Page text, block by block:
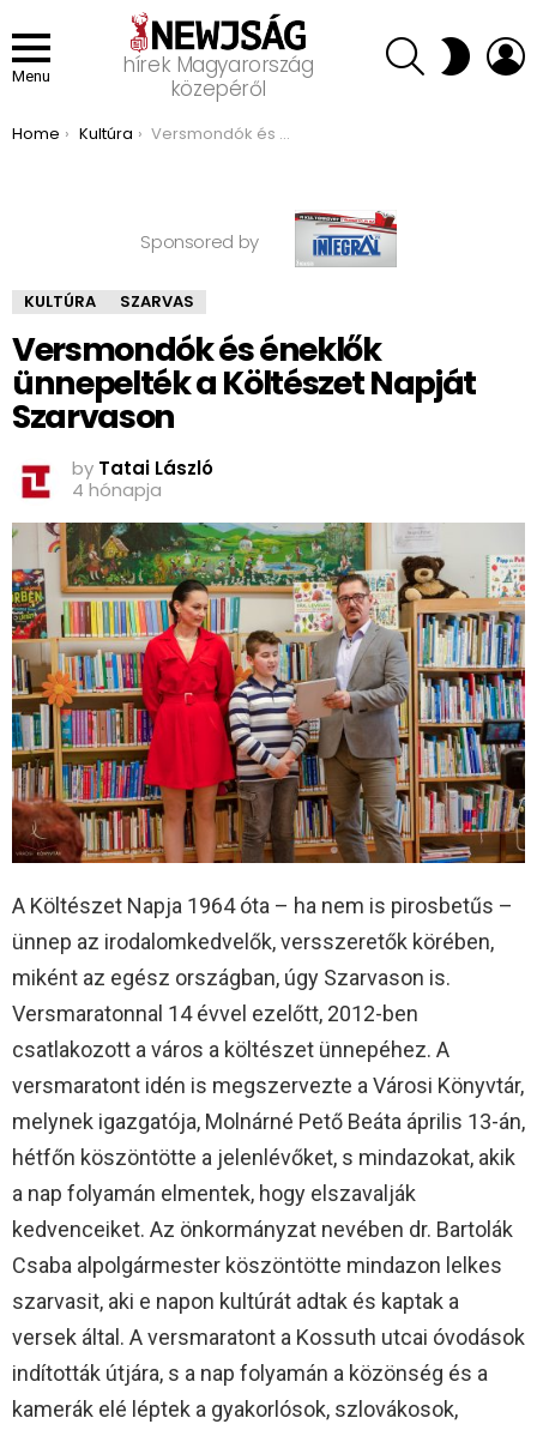
Menu
hírek Magyarország
közepéről
SEARCH SWITCH
SKIN
You are here:
Home Kultúra Versmondók és éneklők ünnepelték a Költészet Napját Szarvason
Sponsored by
KULTÚRA SZARVAS
Versmondók és éneklők
ünnepelték a Költészet Napját
Szarvason
by Tatai László
4 hónapja
A Költészet Napja 1964 óta – ha nem is pirosbetűs –
ünnep az irodalomkedvelők, versszeretők körében,
miként az egész országban, úgy Szarvason is.
Versmaratonnal 14 évvel ezelőtt, 2012-ben
csatlakozott a város a költészet ünnepéhez. A
versmaratont idén is megszervezte a Városi Könyvtár,
melynek igazgatója, Molnárné Pető Beáta április 13-án,
hétfőn köszöntötte a jelenlévőket, s mindazokat, akik
a nap folyamán elmentek, hogy elszavalják
kedvenceiket. Az önkormányzat nevében dr. Bartolák
Csaba alpolgármester köszöntötte mindazon lelkes
szarvasit, aki e napon kultúrát adtak és kaptak a
versek által. A versmaratont a Kossuth utcai óvodások
indították útjára, s a nap folyamán a közönség és a
kamerák elé léptek a gyakorlósok, szlovákosok,